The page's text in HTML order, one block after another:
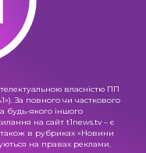
власністю ПП
За повного чи часткового
будь-якого іншого
на сайт t1news.tv – є
в рубриках «Новини
на правах реклами.